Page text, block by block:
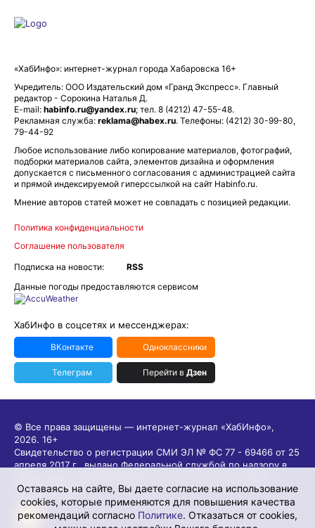
«ХабИнфо»: интернет-журнал города Хабаровска 16+
Учредитель: ООО Издательский дом «Гранд Экспресс». Главный
редактор - Сорокина Наталья Д.
E-mail: habinfo.ru@yandex.ru; тел. 8 (4212) 47-55-48.
Рекламная служба: reklama@habex.ru. Телефоны: (4212) 30-99-80,
79-44-92
Любое использование либо копирование материалов, фотографий,
подборки материалов сайта, элементов дизайна и оформления
допускается с письменного согласования с администрацией сайта
и прямой индексируемой гиперссылкой на сайт Habinfo.ru.
Мнение авторов статей может не совпадать с позицией редакции.
Политика конфиденциальности
Соглашение пользователя
Подписка на новости:
RSS
Данные погоды предоставляются сервисом
ХабИнфо в соцсетях и мессенджерах:
ВКонтакте Одноклассники
Телеграм Перейти в Дзен
© Все права защищены — интернет-журнал «ХабИнфо»,
2026. 16+
Свидетельство о регистрации СМИ ЭЛ № ФС 77 - 69466 от 25
апреля 2017 г., выдано Федеральной службой по надзору в
коммуникаций.
Оставаясь на сайте, Вы даете согласие на использование
cookies, которые применяются для повышения качества
рекомендаций согласно Политике. Отказаться от cookies,